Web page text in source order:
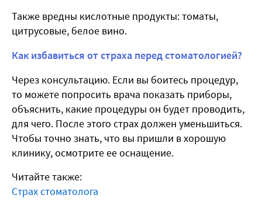
Также вредны кислотные продукты: томаты,
цитрусовые, белое вино.
Как избавиться от страха перед стоматологией?
Через консультацию. Если вы боитесь процедур,
то можете попросить врача показать приборы,
объяснить, какие процедуры он будет проводить,
для чего. После этого страх должен уменьшиться.
Чтобы точно знать, что вы пришли в хорошую
клинику, осмотрите ее оснащение.
Читайте также:
Страх стоматолога